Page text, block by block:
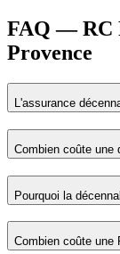
FAQ — RC
Provence
L'assurance
Combien coûte une
Pourquoi la
Combien coûte une